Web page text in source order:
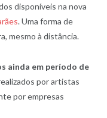
disponíveis na nova
. Uma forma de
mesmo à distância.
ainda em período de
por artistas
por empresas